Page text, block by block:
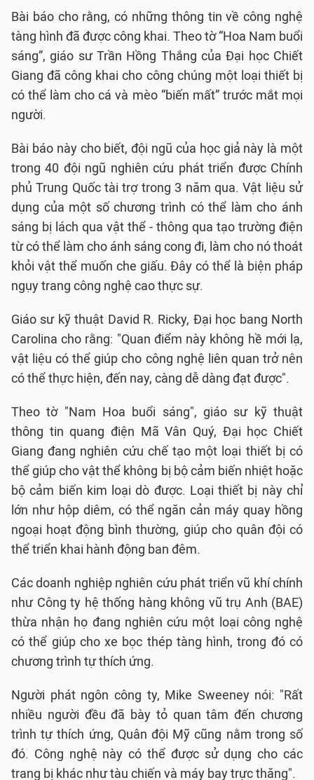
Bài báo cho rằng, có những thông tin về công nghệ
tàng hình đã được công khai. Theo tờ “Hoa Nam buổi
sáng”, giáo sư Trần Hồng Thắng của Đại học Chiết
Giang đã công khai cho công chúng một loại thiết bị
có thể làm cho cá và mèo “biến mất” trước mắt mọi
người.
Bài báo này cho biết, đội ngũ của học giả này là một
trong 40 đội ngũ nghiên cứu phát triển được Chính
phủ Trung Quốc tài trợ trong 3 năm qua. Vật liệu sử
dụng của một số chương trình có thể làm cho ánh
sáng bị lách qua vật thể - thông qua tạo trường điện
từ có thể làm cho ánh sáng cong đi, làm cho nó thoát
khỏi vật thể muốn che giấu. Đây có thể là biện pháp
ngụy trang công nghệ cao thực sự.
Giáo sư kỹ thuật David R. Ricky, Đại học bang North
Carolina cho rằng: "Quan điểm này không hề mới lạ,
vật liệu có thể giúp cho công nghệ liên quan trở nên
có thể thực hiện, đến nay, càng dễ dàng đạt được".
Theo tờ "Nam Hoa buổi sáng", giáo sư kỹ thuật
thông tin quang điện Mã Vân Quý, Đại học Chiết
Giang đang nghiên cứu chế tạo một loại thiết bị có
thể giúp cho vật thể không bị bộ cảm biến nhiệt hoặc
bộ cảm biến kim loại dò được. Loại thiết bị này chỉ
lớn như hộp diêm, có thể ngăn cản máy quay hồng
ngoại hoạt động bình thường, giúp cho quân đội có
thể triển khai hành động ban đêm.
Các doanh nghiệp nghiên cứu phát triển vũ khí chính
như Công ty hệ thống hàng không vũ trụ Anh (BAE)
thừa nhận họ đang nghiên cứu một loại công nghệ
có thể giúp cho xe bọc thép tàng hình, trong đó có
chương trình tự thích ứng.
Người phát ngôn công ty, Mike Sweeney nói: "Rất
nhiều người đều đã bày tỏ quan tâm đến chương
trình tự thích ứng, Quân đội Mỹ cũng nằm trong số
đó. Công nghệ này có thể được sử dụng cho các
trang bị khác như tàu chiến và máy bay trực thăng".